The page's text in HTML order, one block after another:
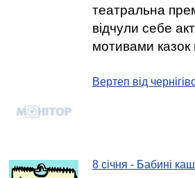
театральна
відчули себе
мотивами казок
Вертеп від
8 січня - Бабині